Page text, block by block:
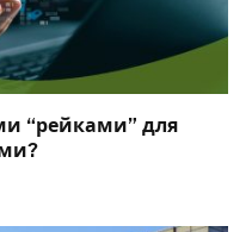
“рейками” для